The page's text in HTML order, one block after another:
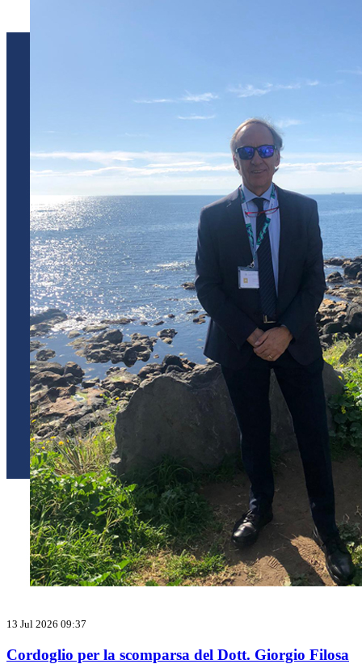
13 Jul 2026 09:37
Cordoglio per la scomparsa del Dott. Giorgio Filosa